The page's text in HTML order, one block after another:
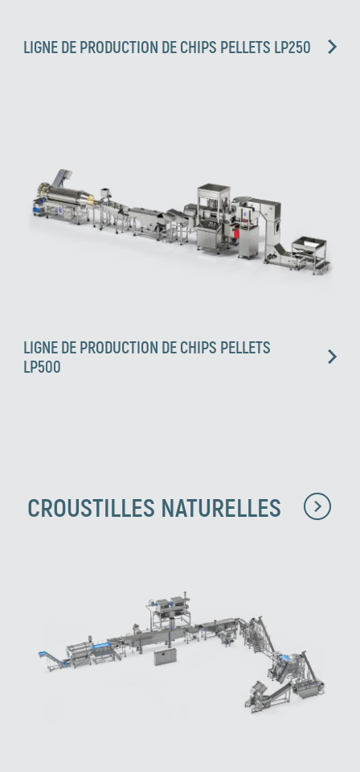
LIGNE DE PRODUCTION DE CHIPS PELLETS LP250
LIGNE DE PRODUCTION DE CHIPS PELLETS
LP500
CROUSTILLES NATURELLES